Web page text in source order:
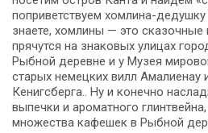
поприветствуем хомлина-
знаете, хомлины — это
прячутся на знаковых улицах
Рыбной деревне и у Музея
старых немецких вилл Амалиенау
Кенигсберга.. Ну и конечно
выпечки и ароматного
множества кафешек в Рыбной